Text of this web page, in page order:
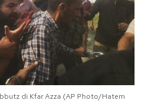
di Kfar Azza (AP Photo/Hatem